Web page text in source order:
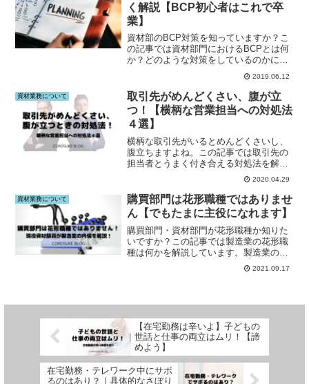
く解説【BCP初心者はこれで卒
業】
資材部のBCP対策を知っていますか？こ
の記事では資材部門におけるBCPとは何
か？どのような対策をしているのかにつ
いてまとめています。この記事を読めば
BCP対策を一通り学べます。BCP対策に
ついて知りたい方は本記事をご覧下さ
い。
2019.06.12
資材業務について
取引先がめんどくさい、腹が立
つ！【横柄な営業担当への対処法
４選】
横柄な取引先がいるとめんどくさいし、
腹立ちますよね。この記事では取引先の
担当者とうまく付き合える対処法を解説
しています。資材部員はこの記事をご覧
2020.04.29
資材業務について
購買部門は花形職種ではありませ
ん【でもたまに主役になれます】
購買部門・資材部門が花形職種か知りた
いですか？この記事では製造業の花形職
種は何かを解説しています。製造業の仕
事に興味がある方はこの記事をご覧下さ
2021.09.17
【在宅勤務は辛いよ】子どもの
世話と仕事の両立はムリ！【諦
めよう】
在宅勤務・テレワーク中にサボ
るのはあり？｜具体的なさぼり